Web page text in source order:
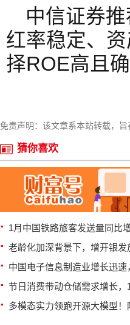
中信证券
红率稳定、
择ROE高且
免责声明：该文章系本站转载，
猜你喜欢
1月中国铁路旅客发送量同比
老龄化加深背景下，增开银
中国电子信息制造业增长迅
节日消费带动仓储需求增长
多模态实力领跑开源大模型